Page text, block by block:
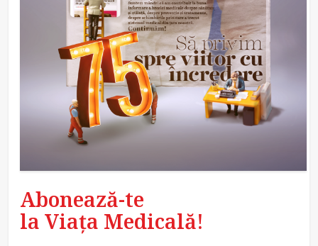
Abonează-te
la Viața Medicală!